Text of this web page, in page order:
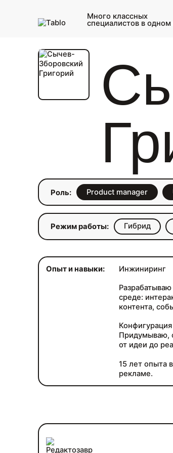
Много классных
специалистов в одном
Роль: Product manager
Режим работы: Гибрид
Опыт и навыки: Инжиниринг
среде:
контента,
Конфигурация
Придумываю,
от идеи до
15 лет опыта
рекламе.